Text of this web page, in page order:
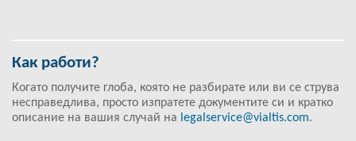
Как работи?
Когато получите глоба, която не разбирате или ви се струва
несправедлива, просто изпратете документите си и кратко
описание на вашия случай на legalservice@vialtis.com.